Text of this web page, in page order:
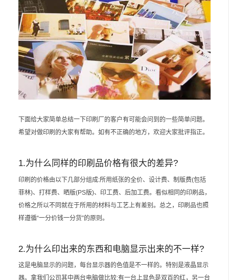
下面给大家简单总结一下印刷厂的客户有可能会问到的一些简单问题。
希望对做印刷的大家有帮助。如有不正确的地方，欢迎大家批评指正。
1.为什么同样的印刷品价格有很大的差异?
印刷的价格由以下几部分组成:所用纸张的全价、设计费、制版费(包括
菲林)、打样费、晒版(PS版)、印工费、后加工费。看似相同的印刷品，
价格之所以不同就在于所用的材料与工艺上有差别。总之，印刷品也照
样遵循“一分价钱一分货”的原则。
2.为什么印出来的东西和电脑显示出来的不一样?
这是电脑显示的问题，每台显示器的色值是不一样的。特别是液晶显示
器。拿我们公司其中两台电脑做比较:有一台上显色是双百的红，另一台